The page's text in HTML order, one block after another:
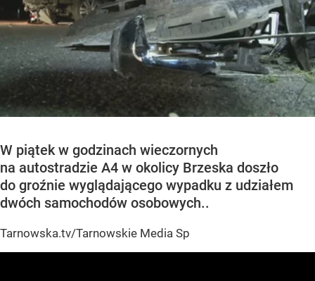
W piątek w godzinach wieczornych
na autostradzie A4 w okolicy Brzeska doszło
do groźnie wyglądającego wypadku z udziałem
dwóch samochodów osobowych..
Tarnowska.tv/Tarnowskie Media Sp